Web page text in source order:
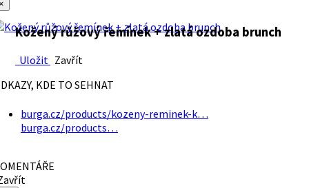
Kožený růžový řemínek + zlatá ozdoba brunch
Uložit Zavřít
KDE TO SEHNAT
burga.cz/products/kozeny-reminek-k…
burga.cz/products…